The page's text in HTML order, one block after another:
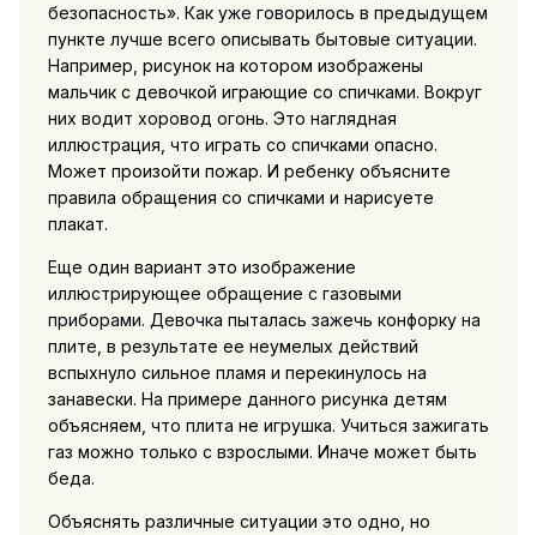
безопасность». Как уже говорилось в предыдущем
пункте лучше всего описывать бытовые ситуации.
Например, рисунок на котором изображены
мальчик с девочкой играющие со спичками. Вокруг
них водит хоровод огонь. Это наглядная
иллюстрация, что играть со спичками опасно.
Может произойти пожар. И ребенку объясните
правила обращения со спичками и нарисуете
плакат.
Еще один вариант это изображение
иллюстрирующее обращение с газовыми
приборами. Девочка пыталась зажечь конфорку на
плите, в результате ее неумелых действий
вспыхнуло сильное пламя и перекинулось на
занавески. На примере данного рисунка детям
объясняем, что плита не игрушка. Учиться зажигать
газ можно только с взрослыми. Иначе может быть
беда.
Объяснять различные ситуации это одно, но